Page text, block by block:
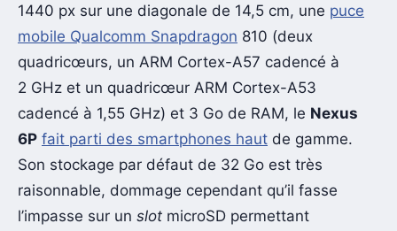
1440 px sur une diagonale de 14,5 cm, une puce
mobile Qualcomm Snapdragon 810 (deux
quadricœurs, un ARM Cortex-A57 cadencé à
2 GHz et un quadricœur ARM Cortex-A53
cadencé à 1,55 GHz) et 3 Go de RAM, le Nexus
6P fait parti des smartphones haut de gamme.
Son stockage par défaut de 32 Go est très
raisonnable, dommage cependant qu’il fasse
l’impasse sur un slot microSD permettant